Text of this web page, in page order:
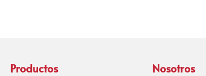
Productos Nosotros